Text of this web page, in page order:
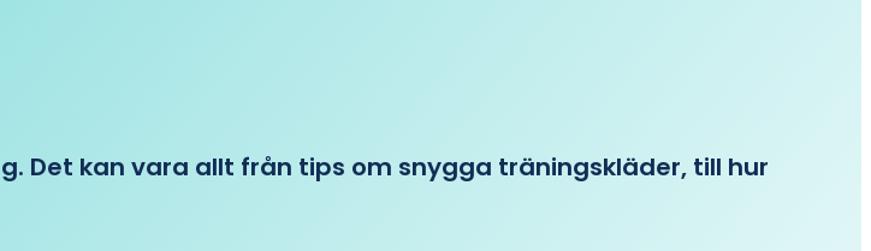
Det kan vara allt från tips om snygga träningskläder, till hur